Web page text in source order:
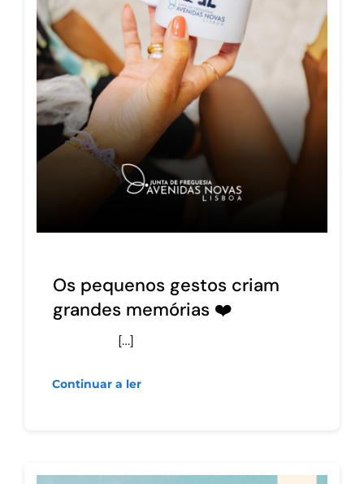
Os pequenos gestos criam
grandes memórias ❤️
[…]
Continuar a ler